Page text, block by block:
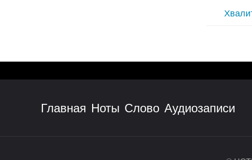
Главная Ноты Слово Аудиозаписи